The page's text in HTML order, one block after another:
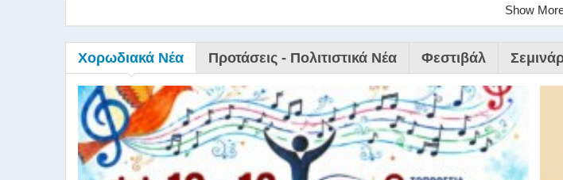
Show
Χορωδιακά Νέα Προτάσεις - Πολιτιστικά Νέα Φεστιβάλ